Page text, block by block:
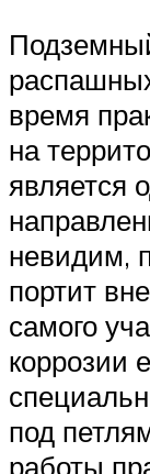
время
на
является
невидим,
портит
самого
коррозии
под
работы